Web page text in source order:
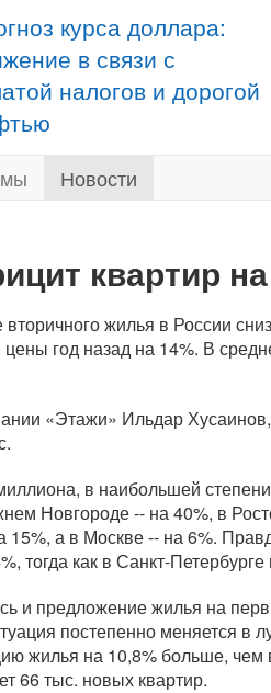
курса доллара:
в связи с
налогов и дорогой
Новости
квартир
жилья в России
год назад на 14%. В
«Этажи» Ильдар
в наибольшей
Новгороде -- на 40%, в
а в Москве -- на 6%.
тогда как в Санкт-
и предложение жилья на
постепенно меняется в
жилья на 10,8% больше,
66 тыс. новых квартир.